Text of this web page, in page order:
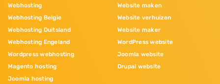
Webhosting
Webhosting Belgie
Webhosting Duitsland
Webhosting Engeland
Wordpress webhosting
Magento hosting
Joomla hosting
Website maken
Website verhuizen
Website maker
WordPress website
Joomla website
Drupal website